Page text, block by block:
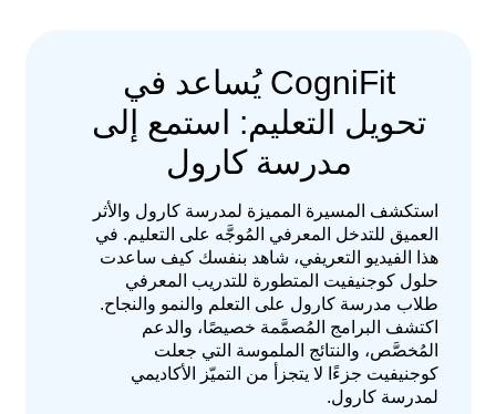
CogniFit يُساعد في
تحويل التعليم: استمع إلى
مدرسة كارول
استكشف المسيرة المميزة لمدرسة كارول والأثر
العميق للتدخل المعرفي المُوجَّه على التعليم. في
هذا الفيديو التعريفي، شاهد بنفسك كيف ساعدت
حلول كوجنيفيت المتطورة للتدريب المعرفي
طلاب مدرسة كارول على التعلم والنمو والنجاح.
اكتشف البرامج المُصمَّمة خصيصًا، والدعم
المُخصَّص، والنتائج الملموسة التي جعلت
كوجنيفيت جزءًا لا يتجزأ من التميّز الأكاديمي
لمدرسة كارول.